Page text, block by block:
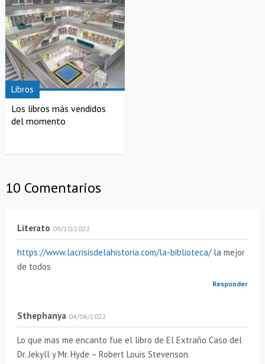
Libros
Los libros más vendidos
del momento
10 Comentarios
Literato 09/10/2022
https://www.lacrisisdelahistoria.com/la-biblioteca/la mejor
de todos
Responder
Sthephanya 04/06/2022
Lo que mas me encanto fue el libro de El Extraño Caso del
Dr. Jekyll y Mr. Hyde – Robert Louis Stevenson.